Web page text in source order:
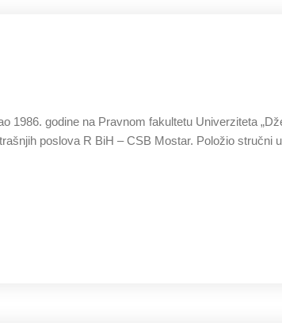
godine na Pravnom fakultetu Univerziteta
poslova R BiH – CSB Mostar. Položio stručni